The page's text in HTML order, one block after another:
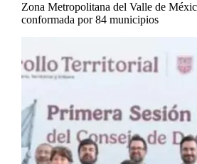
Zona Metropolitana del Valle de
conformada por 84 municipios